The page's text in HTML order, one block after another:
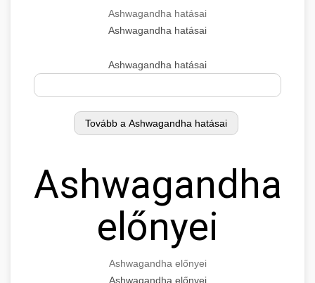
Ashwagandha hatásai
Ashwagandha hatásai
Ashwagandha hatásai
Ashwagandha
előnyei
Ashwagandha előnyei
Ashwagandha előnyei